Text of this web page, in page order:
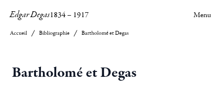
Edgar Degas1834– 1917 Menu
Accueil Bibliographie Bartholomé et Degas
Bartholomé et Degas